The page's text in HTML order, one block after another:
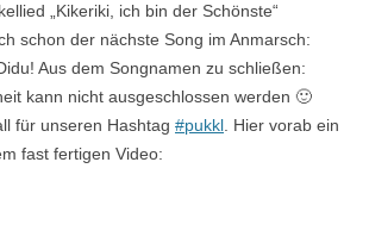
„Kikeriki, ich bin der Schönste“
schon der nächste Song im Anmarsch:
Aus dem Songnamen zu schließen:
kann nicht ausgeschlossen werden 🙂
für unseren Hashtag #pukkl . Hier vorab ein
fast fertigen Video: